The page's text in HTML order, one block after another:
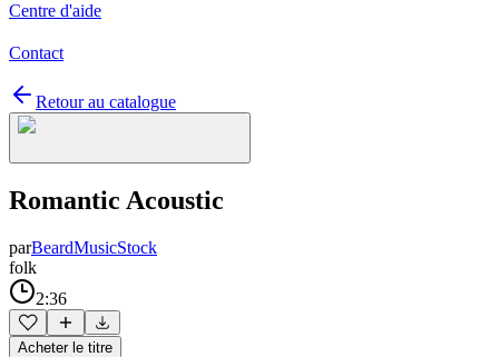
Centre d'aide
Contact
Retour au catalogue
Romantic Acoustic
parBeardMusicStock
folk
2:36
Acheter le titre